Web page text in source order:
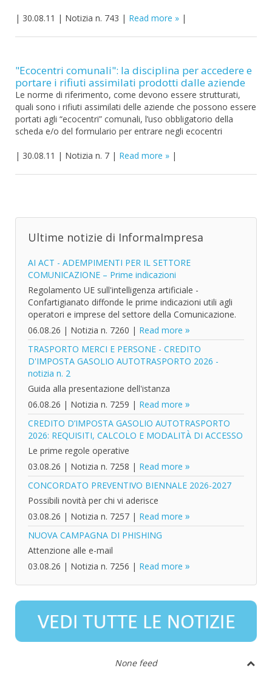
| 30.08.11 | Notizia n. 743 | Read more |
"Ecocentri comunali": la disciplina per accedere e
portare i rifiuti assimilati prodotti dalle aziende
Le norme di riferimento, come devono essere strutturati,
quali sono i rifiuti assimilati delle aziende che possono essere
portati agli “ecocentri” comunali, l’uso obbligatorio della
scheda e/o del formulario per entrare negli ecocentri
| 30.08.11 | Notizia n. 7 | Read more |
Ultime notizie di InformaImpresa
AI ACT - ADEMPIMENTI PER IL SETTORE
COMUNICAZIONE – Prime indicazioni
Regolamento UE sull'intelligenza artificiale -
Confartigianato diffonde le prime indicazioni utili agli
operatori e imprese del settore della Comunicazione.
06.08.26 | Notizia n. 7260 | Read more
TRASPORTO MERCI E PERSONE - CREDITO
D'IMPOSTA GASOLIO AUTOTRASPORTO 2026 -
notizia n. 2
Guida alla presentazione dell'istanza
06.08.26 | Notizia n. 7259 | Read more
CREDITO D’IMPOSTA GASOLIO AUTOTRASPORTO
2026: REQUISITI, CALCOLO E MODALITÀ DI ACCESSO
Le prime regole operative
03.08.26 | Notizia n. 7258 | Read more
CONCORDATO PREVENTIVO BIENNALE 2026-2027
Possibili novità per chi vi aderisce
03.08.26 | Notizia n. 7257 | Read more
NUOVA CAMPAGNA DI PHISHING
Attenzione alle e-mail
03.08.26 | Notizia n. 7256 | Read more
None feed